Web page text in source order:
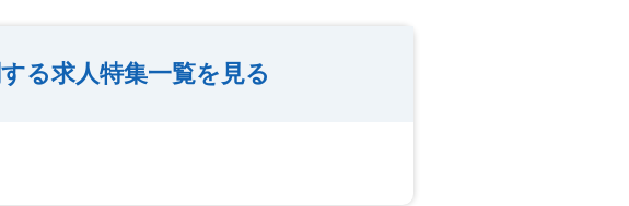
る求人特集一覧を見る